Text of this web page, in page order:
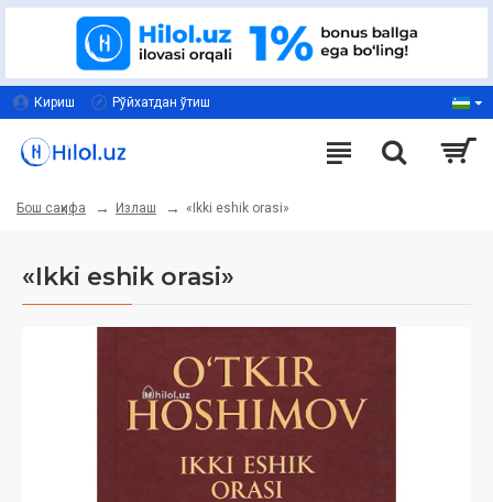
Кириш Рўйхатдан ўтиш
Бош саҳифа Излаш «Ikki eshik orasi»
«Ikki eshik orasi»